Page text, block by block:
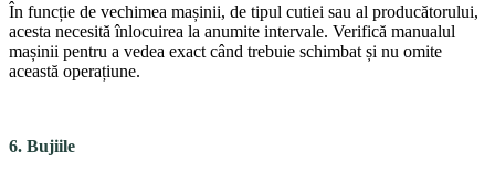
În funcție de vechimea mașinii, de tipul cutiei sau al producătorului,
acesta ne­cesită înlocuirea la anumite intervale. Verifică manualul
mașinii pentru a vedea exact când trebuie schimbat și nu omite
această operațiune.
6. Bujiile